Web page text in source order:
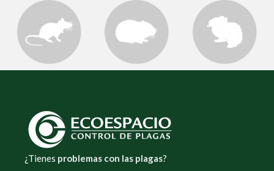
¿Tienes problemas con las plagas?